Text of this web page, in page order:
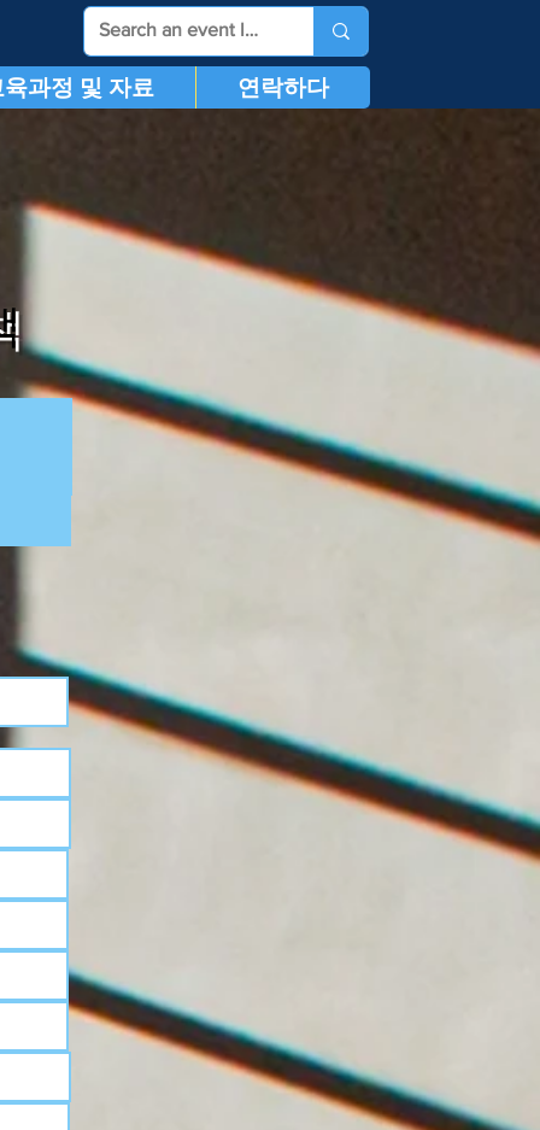
육과정 및 자료 연락하다